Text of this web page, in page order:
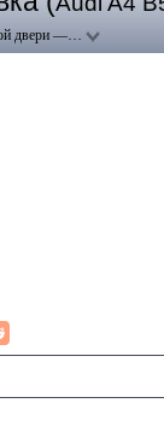
двери —…